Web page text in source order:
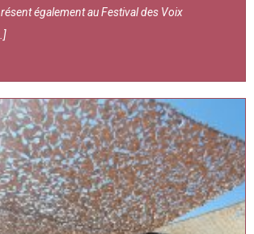
également au Festival des Voix